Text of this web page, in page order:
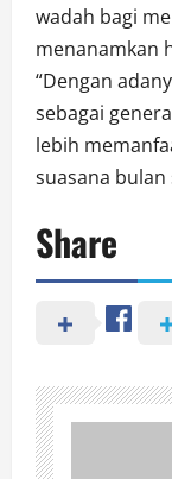
wadah bagi
menanamkan
“Dengan
sebagai
lebih
suasana bulan
Share